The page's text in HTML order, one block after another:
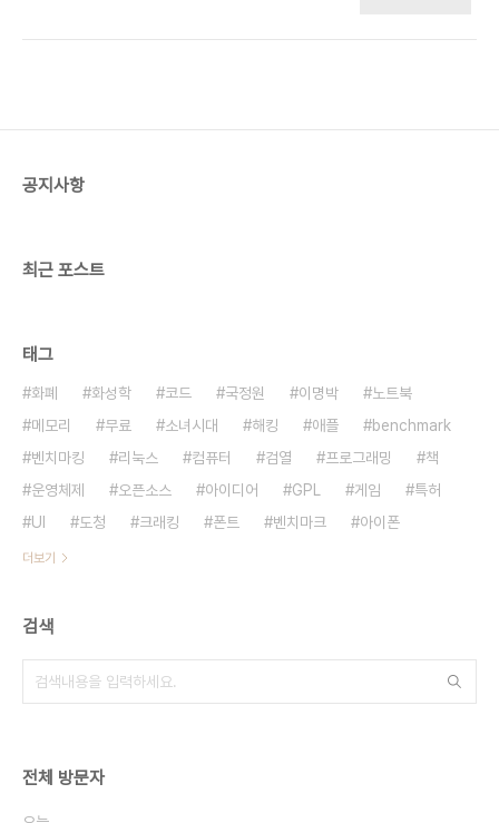
기에서는 전자파도 나온다고 한다. 모니터, 프린터,
http://news.naver.com/main/read.nhn?
공지사항
최근 포스트
태그
화폐 화성학 코드 국정원 이명박
노트북
메모리
무료 소녀시대 해킹 애플
benchmark
벤치마킹
리눅스 컴퓨터 검열 프로그래밍
책
운영체제
오픈소스 아이디어 GPL 게임
특허
UI
도청 크래킹 폰트 벤치마크 아이폰
더보기
검색
전체 방문자